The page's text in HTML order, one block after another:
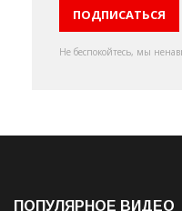
Не беспокойтесь, мы
ПОПУЛЯРНОЕ ВИДЕО